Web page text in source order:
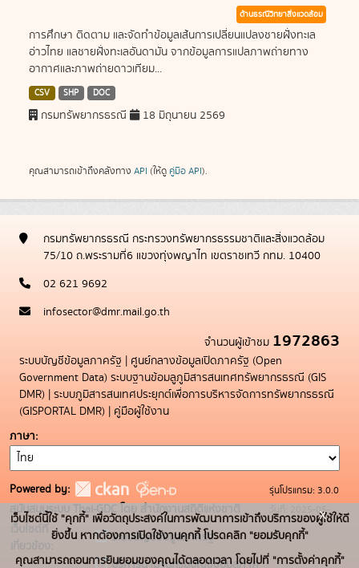
ด้านธรณีวิทยาสิ่งแวดล้อม
การศึกษา ติดตาม และจัดทำข้อมูลเส้นการเปลี่ยนแปลงชายฝั่งทะเล
อ่าวไทย แลชายฝั่งทะเลอันดามัน จากข้อมูลการแปลภาพถ่ายทาง
อากาศและภาพถ่ายดาวเทียม...
CSV SHP DOC
กรมทรัพยากรธรณี 18 มิถุนายน 2569
คุณสามารถเข้าถึงคลังทาง API (ให้ดู คู่มือ API).
กรมทรัพยากรธรณี กระทรวงทรัพยากรธรรมชาติและสิ่งแวดล้อม
75/10 ถ.พระรามที่6 แขวงทุ่งพญาไท เขตราชเทวี กทม. 10400
02 621 9692
infosector@dmr.mail.go.th
จำนวนผู้เข้าชม 1972863
ระบบบัญชีข้อมูลภาครัฐ | ศูนย์กลางข้อมูลเปิดภาครัฐ (Open
Government Data) ระบบฐานข้อมลูภูมิสารสนเทศทรัพยากรธรณี (GIS
DMR) | ระบบภูมิสารสนเทศประยุกต์เพื่อการบริหารจัดการทรัพยากรธรณี
(GISPORTAL DMR) | คู่มือผู้ใช้งาน
ภาษา
Powered by:
สนับสนุนระบบ Thai-GDC โดย สำนักงานสถิติแห่งชาติ
เว็บไซต์ที่
เกี่ยวข้อง:
ระบบบัญชีข้อมูลภาครัฐ
บริการนามานุกรมบัญชีข้อมูลภาค
รุ่นโปรแกรม: 3.0.0
วันที่: 2025-05-
19
เว็บไซต์นี้ใช้ "คุกกี้" เพื่อวัตถุประสงค์ในการพัฒนาการเข้าถึงบริการของผู้ใช้ให้ดี
ยิ่งขึ้น หากต้องการเปิดใช้งานคุกกี้ โปรดคลิก "ยอมรับคุกกี้"
คุณสามารถถอนการยินยอมของคุณได้ตลอดเวลา โดยไปที่ "การตั้งค่าคุกกี้"
x